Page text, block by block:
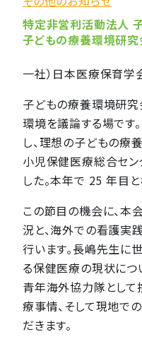
特定非営利活動法人
子どもの療養環境研究
一社）日本医療保育学
子どもの療養環境研
環境を議論する場です
し、理想の子どもの療
小児保健医療総合セ
した。本年で 25 年目と
この節目の機会に、本
況と、海外での看護実
行います。長嶋先生に
る保健医療の現状につ
青年海外協力隊として
療事情、そして現地で
だきます。